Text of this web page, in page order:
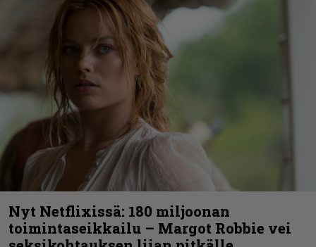
Nyt Netflixissä: 180 miljoonan
toimintaseikkailu – Margot Robbie vei